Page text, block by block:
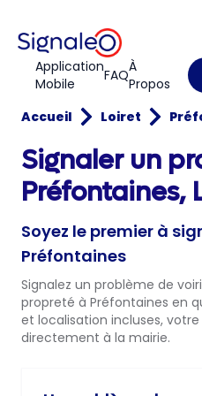
Application
Mobile
FAQÀ
Propos
Accueil Loiret
Signaler un
Préfontaines,
Soyez le premier à
Préfontaines
Signalez un problème de
propreté à Préfontaines en
et localisation incluses,
directement à la mairie.